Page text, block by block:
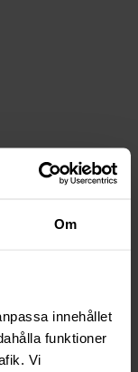
Om
innehållet
funktioner
Vi